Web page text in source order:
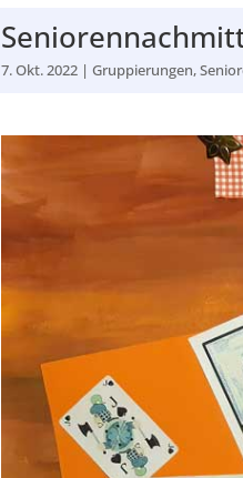
7. Okt. 2022| Gruppierungen,